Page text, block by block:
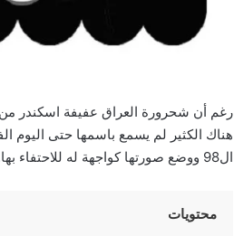
رغم أن شحرورة العراق عفيفة اسكندر من
ال98 ووضع صورتها كواجهة له للاحتفاء بها.
محتويات